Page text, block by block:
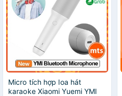
Micro tích hợp loa hát
karaoke Xiaomi Yuemi YMI